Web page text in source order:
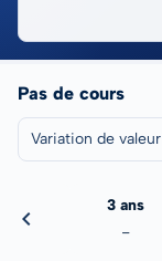
Pas de cours
Variation de valeur
3 ans
-